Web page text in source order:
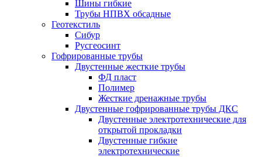
Шины гибкие
Трубы НПВХ обсадные
Геотекстиль
Сибур
Русгеосинт
Гофрированные трубы
Двустенные жесткие трубы
ФД пласт
Полимер
Жесткие дренажные трубы
Двустенные гофрированные трубы ДКС
Двустенные электротехнические для
открытой прокладки
Двустенные гибкие
электротехнические